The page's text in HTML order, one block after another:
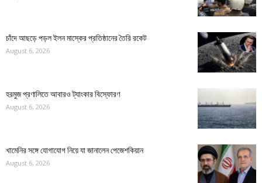
চাঁদে আছড়ে পড়ল ইলন মাস্কের প্রতিষ্ঠানের তৈরি রকেট
August 6, 2026
হরমুজ প্রণালিতে আবারও ট্যাংকার বিস্ফোরণ
August 6, 2026
খামেনির সঙ্গে যোগাযোগ নিয়ে যা জানালেন পেজেশকিয়ান
August 6, 2026